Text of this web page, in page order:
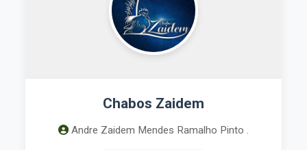
Chabos Zaidem
Andre Zaidem Mendes Ramalho Pinto .